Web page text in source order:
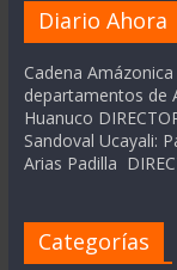
Diario Ahora
Cadena
departamentos de
Huanuco
Sandoval Ucayali:
Arias Padilla
Categorías